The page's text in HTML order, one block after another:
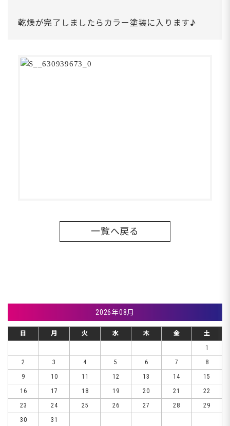
乾燥が完了しましたらカラー塗装に入ります♪
一覧へ戻る
2026年08月
日 月 火 水 木 金
土
1
2
3 4 5 6 7
8
9
10 11 12 13 14
15
16
17 18 19 20 21
22
23
24 25 26 27 28
29
30
31